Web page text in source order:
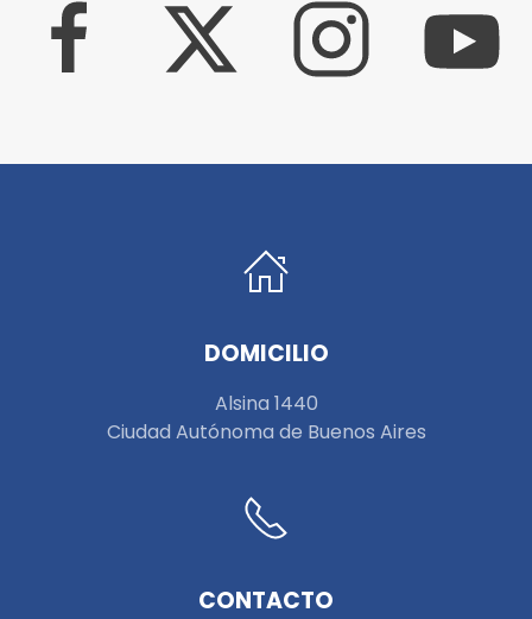
DOMICILIO
Alsina 1440
Ciudad Autónoma de Buenos Aires
CONTACTO